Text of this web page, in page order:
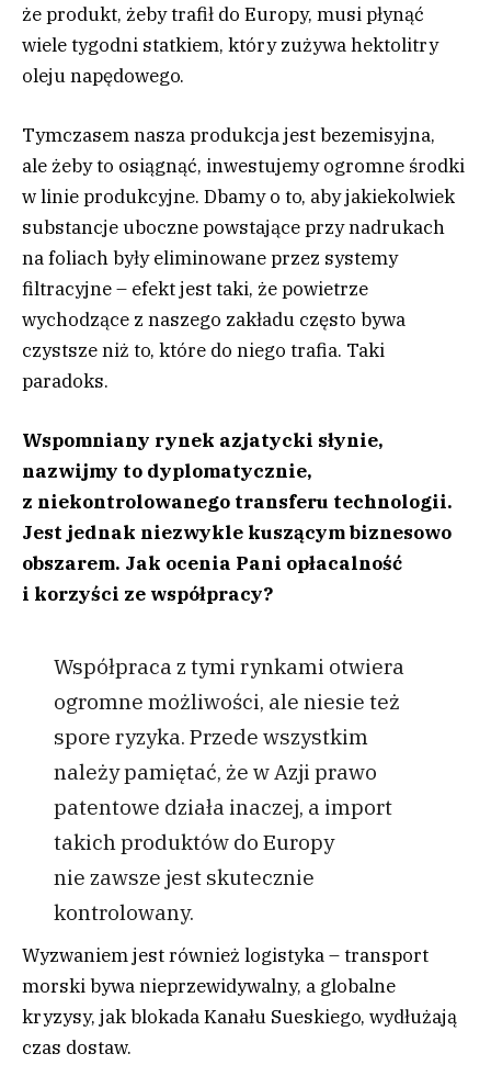
że produkt, żeby trafił do Europy, musi płynąć
wiele tygodni statkiem, który zużywa hektolitry
oleju napędowego.
Tymczasem nasza produkcja jest bezemisyjna,
ale żeby to osiągnąć, inwestujemy ogromne środki
w linie produkcyjne. Dbamy o to, aby jakiekolwiek
substancje uboczne powstające przy nadrukach
na foliach były eliminowane przez systemy
filtracyjne – efekt jest taki, że powietrze
wychodzące z naszego zakładu często bywa
czystsze niż to, które do niego trafia. Taki
paradoks.
Wspomniany rynek azjatycki słynie,
nazwijmy to dyplomatycznie,
z niekontrolowanego transferu technologii.
Jest jednak niezwykle kuszącym biznesowo
obszarem. Jak ocenia Pani opłacalność
i korzyści ze współpracy?
Współpraca z tymi rynkami otwiera
ogromne możliwości, ale niesie też
spore ryzyka. Przede wszystkim
należy pamiętać, że w Azji prawo
patentowe działa inaczej, a import
takich produktów do Europy
nie zawsze jest skutecznie
kontrolowany.
Wyzwaniem jest również logistyka – transport
morski bywa nieprzewidywalny, a globalne
kryzysy, jak blokada Kanału Sueskiego, wydłużają
czas dostaw.